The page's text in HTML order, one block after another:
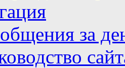
за